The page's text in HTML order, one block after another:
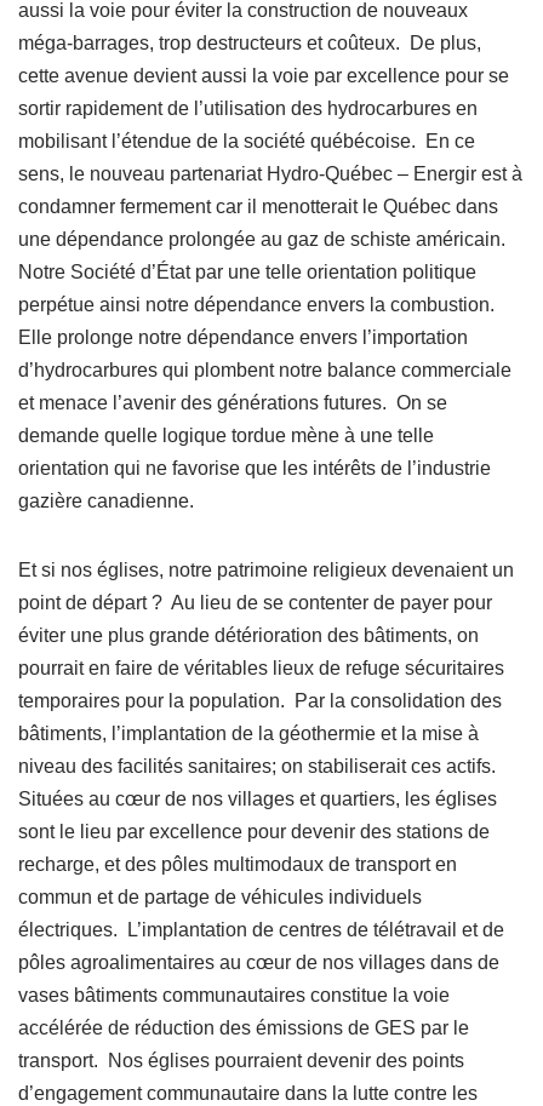
aussi la voie pour éviter la construction de nouveaux
méga-barrages, trop destructeurs et coûteux. De plus,
cette avenue devient aussi la voie par excellence pour se
sortir rapidement de l’utilisation des hydrocarbures en
mobilisant l’étendue de la société québécoise. En ce
sens, le nouveau partenariat Hydro-Québec – Energir est à
condamner fermement car il menotterait le Québec dans
une dépendance prolongée au gaz de schiste américain.
Notre Société d’État par une telle orientation politique
perpétue ainsi notre dépendance envers la combustion.
Elle prolonge notre dépendance envers l’importation
d’hydrocarbures qui plombent notre balance commerciale
et menace l’avenir des générations futures. On se
demande quelle logique tordue mène à une telle
orientation qui ne favorise que les intérêts de l’industrie
gazière canadienne.
Et si nos églises, notre patrimoine religieux devenaient un
point de départ ? Au lieu de se contenter de payer pour
éviter une plus grande détérioration des bâtiments, on
pourrait en faire de véritables lieux de refuge sécuritaires
temporaires pour la population. Par la consolidation des
bâtiments, l’implantation de la géothermie et la mise à
niveau des facilités sanitaires; on stabiliserait ces actifs.
Situées au cœur de nos villages et quartiers, les églises
sont le lieu par excellence pour devenir des stations de
recharge, et des pôles multimodaux de transport en
commun et de partage de véhicules individuels
électriques. L’implantation de centres de télétravail et de
pôles agroalimentaires au cœur de nos villages dans de
vases bâtiments communautaires constitue la voie
accélérée de réduction des émissions de GES par le
transport. Nos églises pourraient devenir des points
d’engagement communautaire dans la lutte contre les